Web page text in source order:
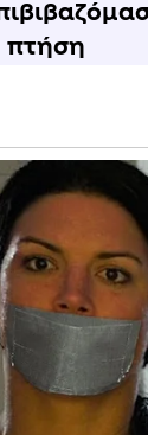
πτήση